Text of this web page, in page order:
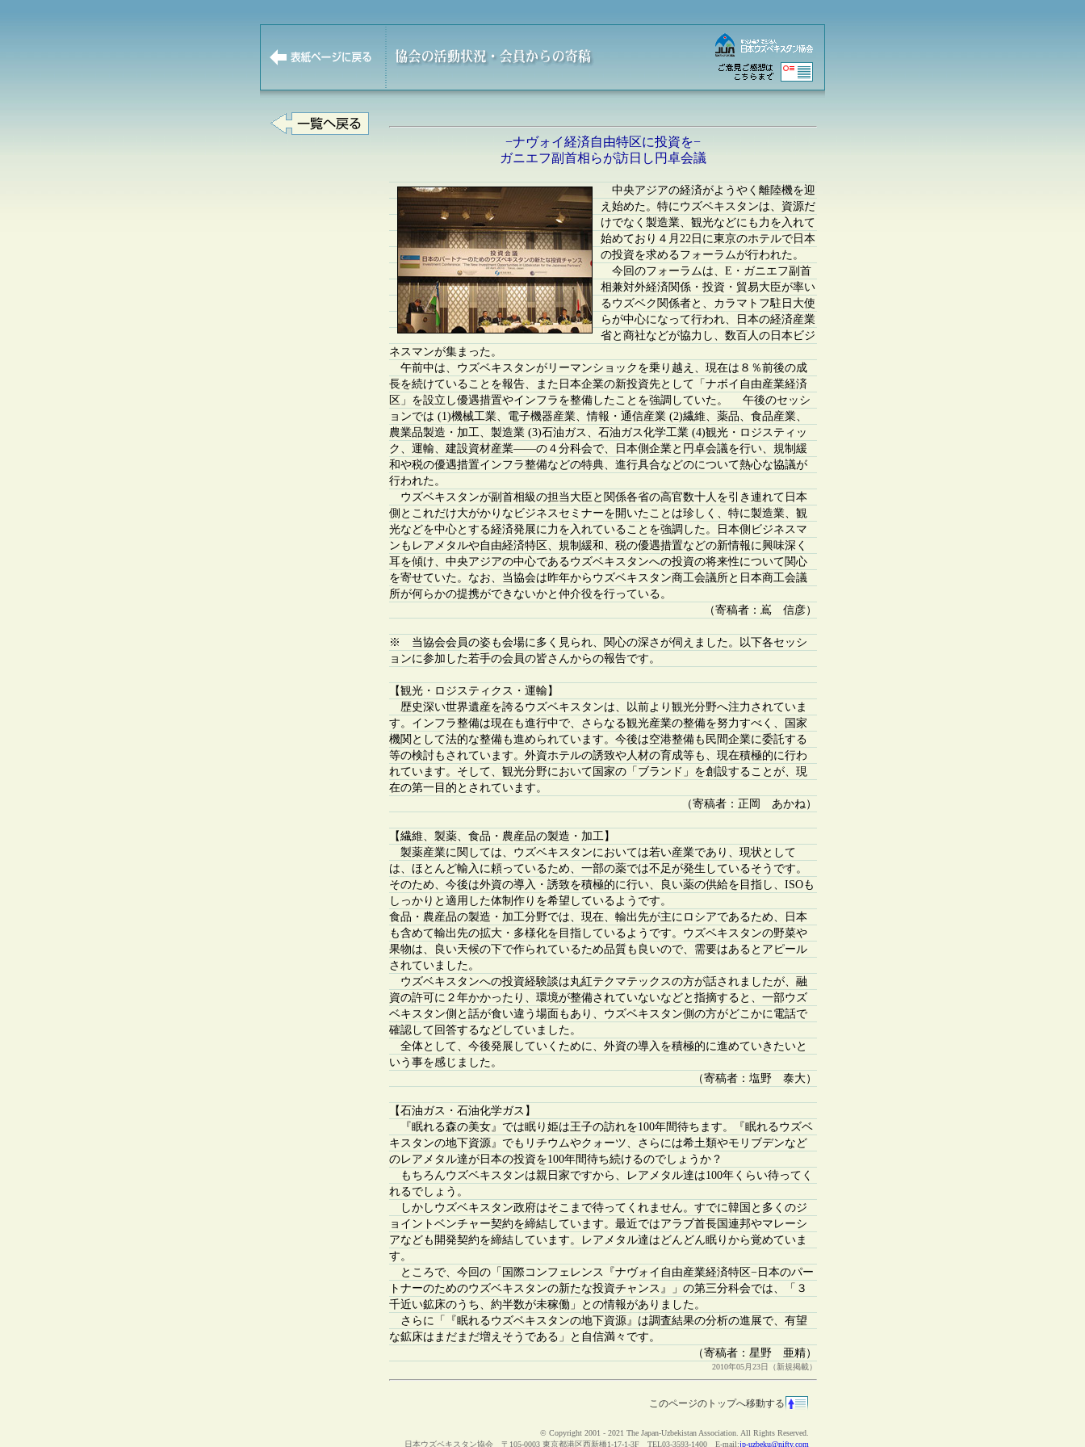
−ナヴォイ経済自由特区に投資を−
ガニエフ副首相らが訪日し円卓会議
中央アジアの経済がようやく離陸機を迎
え始めた。特にウズベキスタンは、資源だ
けでなく製造業、観光などにも力を入れて
始めており４月22日に東京のホテルで日本
の投資を求めるフォーラムが行われた。
今回のフォーラムは、E・ガニエフ副首
相兼対外経済関係・投資・貿易大臣が率い
るウズベク関係者と、カラマトフ駐日大使
らが中心になって行われ、日本の経済産業
省と商社などが協力し、数百人の日本ビジ
ネスマンが集まった。
午前中は、ウズベキスタンがリーマンショックを乗り越え、現在は８％前後の成
長を続けていることを報告、また日本企業の新投資先として「ナボイ自由産業経済
区」を設立し優遇措置やインフラを整備したことを強調していた。 午後のセッシ
ョンでは (1)機械工業、電子機器産業、情報・通信産業 (2)繊維、薬品、食品産業、
農業品製造・加工、製造業 (3)石油ガス、石油ガス化学工業 (4)観光・ロジスティッ
ク、運輸、建設資材産業——の４分科会で、日本側企業と円卓会議を行い、規制緩
和や税の優遇措置インフラ整備などの特典、進行具合などのについて熱心な協議が
行われた。
ウズベキスタンが副首相級の担当大臣と関係各省の高官数十人を引き連れて日本
側とこれだけ大がかりなビジネスセミナーを開いたことは珍しく、特に製造業、観
光などを中心とする経済発展に力を入れていることを強調した。日本側ビジネスマ
ンもレアメタルや自由経済特区、規制緩和、税の優遇措置などの新情報に興味深く
耳を傾け、中央アジアの中心であるウズベキスタンへの投資の将来性について関心
を寄せていた。なお、当協会は昨年からウズベキスタン商工会議所と日本商工会議
所が何らかの提携ができないかと仲介役を行っている。
（寄稿者：嶌 信彦）
※ 当協会会員の姿も会場に多く見られ、関心の深さが伺えました。以下各セッシ
ョンに参加した若手の会員の皆さんからの報告です。
【観光・ロジスティクス・運輸】
歴史深い世界遺産を誇るウズベキスタンは、以前より観光分野へ注力されていま
す。インフラ整備は現在も進行中で、さらなる観光産業の整備を努力すべく、国家
機関として法的な整備も進められています。今後は空港整備も民間企業に委託する
等の検討もされています。外資ホテルの誘致や人材の育成等も、現在積極的に行わ
れています。そして、観光分野において国家の「ブランド」を創設することが、現
在の第一目的とされています。
（寄稿者：正岡 あかね）
【繊維、製薬、食品・農産品の製造・加工】
製薬産業に関しては、ウズベキスタンにおいては若い産業であり、現状として
は、ほとんど輸入に頼っているため、一部の薬では不足が発生しているそうです。
そのため、今後は外資の導入・誘致を積極的に行い、良い薬の供給を目指し、ISOも
しっかりと適用した体制作りを希望しているようです。
食品・農産品の製造・加工分野では、現在、輸出先が主にロシアであるため、日本
も含めて輸出先の拡大・多様化を目指しているようです。ウズベキスタンの野菜や
果物は、良い天候の下で作られているため品質も良いので、需要はあるとアピール
されていました。
ウズベキスタンへの投資経験談は丸紅テクマテックスの方が話されましたが、融
資の許可に２年かかったり、環境が整備されていないなどと指摘すると、一部ウズ
ベキスタン側と話が食い違う場面もあり、ウズベキスタン側の方がどこかに電話で
確認して回答するなどしていました。
全体として、今後発展していくために、外資の導入を積極的に進めていきたいと
いう事を感じました。
（寄稿者：塩野 泰大）
【石油ガス・石油化学ガス】
『眠れる森の美女』では眠り姫は王子の訪れを100年間待ちます。『眠れるウズベ
キスタンの地下資源』でもリチウムやクォーツ、さらには希土類やモリブデンなど
のレアメタル達が日本の投資を100年間待ち続けるのでしょうか？
もちろんウズベキスタンは親日家ですから、レアメタル達は100年くらい待ってく
れるでしょう。
しかしウズベキスタン政府はそこまで待ってくれません。すでに韓国と多くのジ
ョイントベンチャー契約を締結しています。最近ではアラブ首長国連邦やマレーシ
アなども開発契約を締結しています。レアメタル達はどんどん眠りから覚めていま
す。
ところで、今回の「国際コンフェレンス『ナヴォイ自由産業経済特区−日本のパー
トナーのためのウズベキスタンの新たな投資チャンス』」の第三分科会では、「３
千近い鉱床のうち、約半数が未稼働」との情報がありました。
さらに「『眠れるウズベキスタンの地下資源』は調査結果の分析の進展で、有望
な鉱床はまだまだ増えそうである」と自信満々です。
（寄稿者：星野 亜精）
2010年05月23日（新規掲載）
このページのトップへ移動する
© Copyright 2001 - 2021 The Japan-Uzbekistan Association. All Rights Reserved.
日本ウズベキスタン協会 〒105-0003 東京都港区西新橋1-17-1-3F TEL03-3593-1400 E-mail:jp-uzbeku@nifty.com